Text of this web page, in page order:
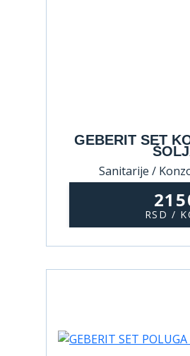
GEBERIT SET
Sanitarije /
RSD /